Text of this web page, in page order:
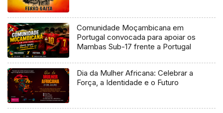
Comunidade Moçambicana em
Portugal convocada para apoiar os
Mambas Sub-17 frente a Portugal
Dia da Mulher Africana: Celebrar a
Força, a Identidade e o Futuro